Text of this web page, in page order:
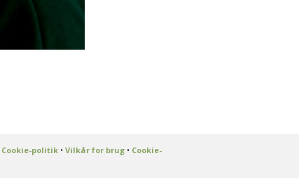
Cookie-politik• Vilkår for brug• Cookie-